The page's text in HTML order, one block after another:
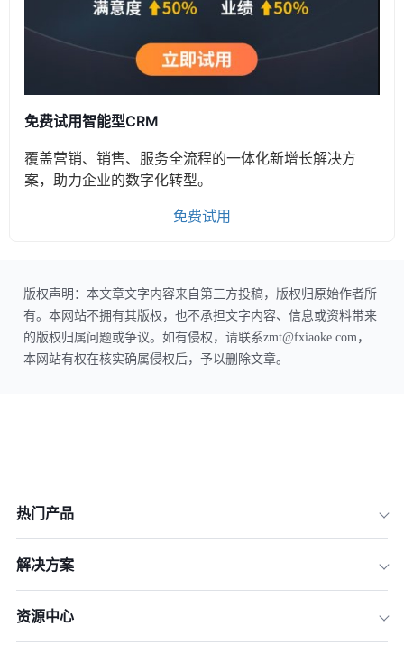
免费试用智能型CRM
覆盖营销、销售、服务全流程的一体化新增长解决方
案，助力企业的数字化转型。
免费试用
版权声明：本文章文字内容来自第三方投稿，版权归原始作者所
有。本网站不拥有其版权，也不承担文字内容、信息或资料带来
的版权归属问题或争议。如有侵权，请联系zmt@fxiaoke.com，
本网站有权在核实确属侵权后，予以删除文章。
热门产品
解决方案
资源中心